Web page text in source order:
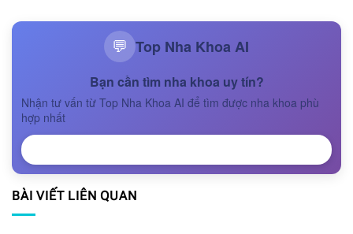
💬 Top Nha Khoa AI
Bạn cần tìm nha khoa uy tín?
Nhận tư vấn từ Top Nha Khoa AI để tìm được nha khoa phù
hợp nhất
BÀI VIẾT LIÊN QUAN